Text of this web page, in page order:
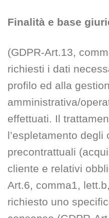
Finalità e base
(GDPR-Art.13,
richiesti i dati
profilo ed alla
amministrativa/
effettuati. Il
l’espletamento
precontrattuali
cliente e relativi
Art.6, comma1,
richiesto uno